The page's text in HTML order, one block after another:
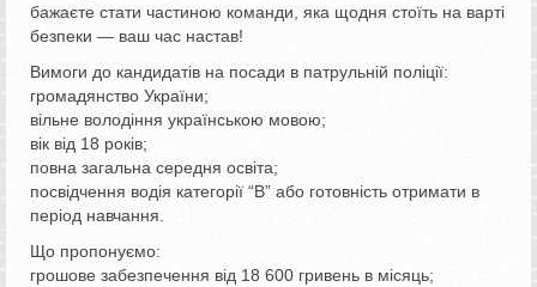
бажаєте стати частиною команди, яка щодня стоїть на варті
безпеки — ваш час настав!
Вимоги до кандидатів на посади в патрульній поліції:
громадянство України;
вільне володіння українською мовою;
вік від 18 років;
повна загальна середня освіта;
посвідчення водія категорії “В” або готовність отримати в
період навчання.
Що пропонуємо:
грошове забезпечення від 18 600 гривень в місяць;